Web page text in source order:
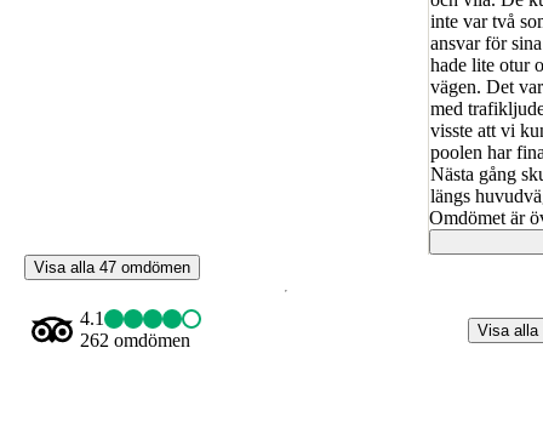
inte var två
ansvar för
hade lite otur
vägen. Det
med
visste att vi
poolen har
Nästa gång
längs
Omdömet är
Visa alla 47 omdömen
4.1
262 omdömen
Visa alla